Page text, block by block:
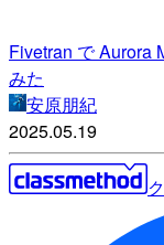
Fivetran で Aurora
みた
安原朋紀
2025.05.19